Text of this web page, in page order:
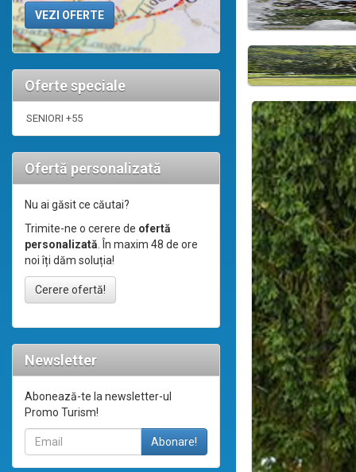
Oferte speciale
SENIORI +55
Ofertă personalizată
Nu ai găsit ce căutai?
Trimite-ne o cerere de ofertă
personalizată. În maxim 48 de ore
noi îți dăm soluția!
Cerere ofertă!
Newsletter
Abonează-te la newsletter-ul
Promo Turism!